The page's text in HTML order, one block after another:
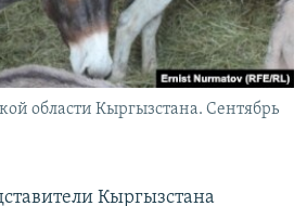
области Кыргызстана. Сентябрь
Кыргызстана